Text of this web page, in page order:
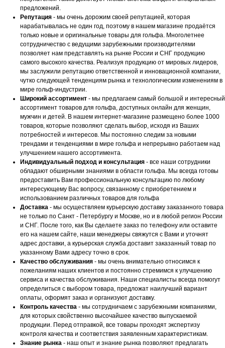
предложений.
Репутация - мы очень дорожим своей репутацией, которая
нарабатывалась не один год, поэтому в нашем магазине продаётся
только новые и оригинальные товары для гольфа. Многолетнее
сотрудничество с ведущими зарубежными производителями
позволяет нам представлять на рынке России и СНГ продукцию
самого высокого качества. Реализуя продукцию от мировых лидеров,
мы заслужили репутацию ответственной и инновационной компании,
чутко следующей тенденциям рынка и технологическим изменениям в
мире гольф-индустрии.
Широкий ассортимент - мы предлагаем самый большой и интересный
ассортимент товаров для гольфа, доступных онлайн для женщин,
мужчин и детей. В нашем интернет-магазине размещено более 1000
товаров, которые позволяют сделать выбор, исходя из Ваших
потребностей и интересов. Мы постоянно следим за новыми
трендами и тенденциями в мире гольфа и непрерывно работаем над
улучшением нашего ассортимента.
Индивидуальный подход и консультация - все наши сотрудники
обладают обширными знаниями в области гольфа. Мы всегда готовы
предоставить Вам профессиональную консультацию по любому
интересующему Вас вопросу, связанному с приобретением и
использованием различных товаров для гольфа
Доставка - мы осуществляем курьерскую доставку заказанного товара
не только по Санкт - Петербургу и Москве, но и в любой регион России
и СНГ. После того, как Вы сделаете заказ по телефону или оставите
его на нашем сайте, наши менеджеры свяжутся с Вами и уточнят
адрес доставки, а курьерская служба доставит заказанный товар по
указанному Вами адресу точно в срок.
Качество обслуживания - мы очень внимательно относимся к
пожеланиям наших клиентов и постоянно стремимся к улучшению
сервиса и качества обслуживания. Наши специалисты всегда помогут
определиться с выбором товара, предложат наилучший вариант
оплаты, оформят заказ и организуют доставку.
Контроль качества - мы сотрудничаем с зарубежными компаниями,
для которых свойственно высочайшее качество выпускаемой
продукции. Перед отправкой, все товары проходят экспертизу
контроля качества и соответствия заявленным характеристикам.
Знание рынка - наш опыт и знание рынка позволяют предлагать